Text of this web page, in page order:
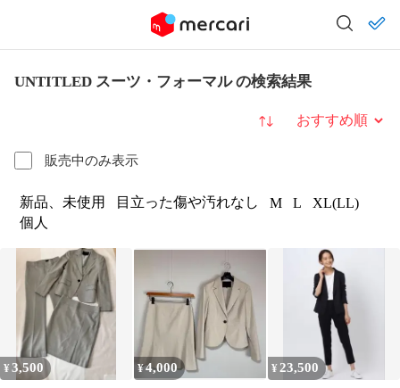
UNTITLED スーツ・フォーマル の検索結果
販売中のみ表示
並び替え
新品、未使用 目立った傷や汚れなし M L
XL(LL)
個人
¥3,500 ¥4,000 ¥ 23,500